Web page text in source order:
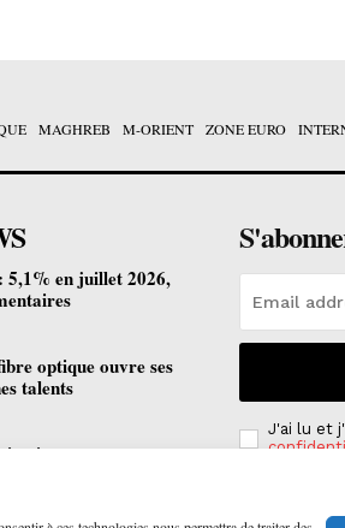
MAGHREB M-ORIENT ZONE EURO
5,1% en juillet 2026,
optique ouvre ses
talents
: quelles
J'ai lu et